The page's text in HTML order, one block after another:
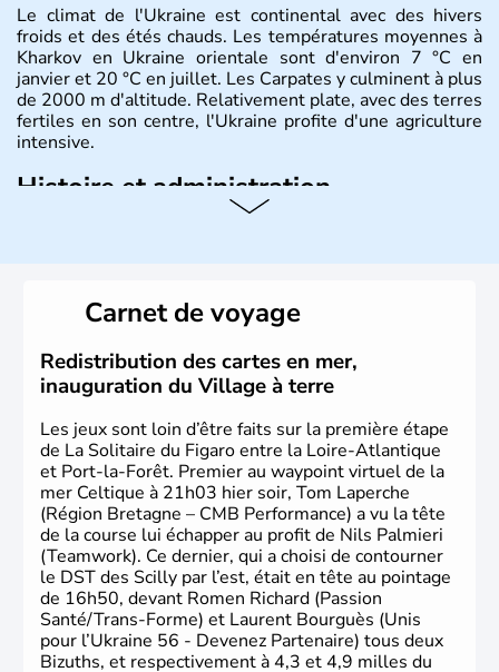
Le climat de l'Ukraine est continental avec des hivers
froids et des étés chauds. Les températures moyennes à
Kharkov en Ukraine orientale sont d'environ 7 °C en
janvier et 20 °C en juillet. Les Carpates y culminent à plus
de 2000 m d'altitude. Relativement plate, avec des terres
fertiles en son centre, l'Ukraine profite d'une agriculture
intensive.
Histoire et administration
remonte au 24 août 1991. Sébastopol, Karkhov et
Odessa sont les principales villes d'Ukraine.
Carnet de voyage
Redistribution des cartes en mer,
inauguration du Village à terre
Les jeux sont loin d’être faits sur la première étape
de La Solitaire du Figaro entre la Loire-Atlantique
et Port-la-Forêt. Premier au waypoint virtuel de la
mer Celtique à 21h03 hier soir, Tom Laperche
(Région Bretagne – CMB Performance) a vu la tête
de la course lui échapper au profit de Nils Palmieri
(Teamwork). Ce dernier, qui a choisi de contourner
le DST des Scilly par l’est, était en tête au pointage
de 16h50, devant Romen Richard (Passion
Santé/Trans-Forme) et Laurent Bourguès (Unis
pour l’Ukraine 56 - Devenez Partenaire) tous deux
Bizuths, et respectivement à 4,3 et 4,9 milles du